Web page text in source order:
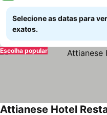
Selecione as datas para
exatos.
Escolha popular
Attianese Hotel